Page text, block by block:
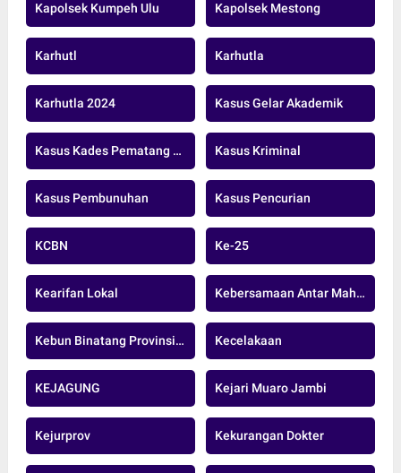
Kapolsek Kumpeh Ulu Kapolsek Mestong
Karhutl Karhutla
Karhutla 2024 Kasus Gelar Akademik
Kasus Kades Pematang Raman Kasus Kriminal
Kasus Pembunuhan Kasus Pencurian
KCBN Ke-25
Kearifan Lokal Kebersamaan Antar Mahasiswa Tebo
Kebun Binatang Provinsi Jambi Kecelakaan
KEJAGUNG Kejari Muaro Jambi
Kejurprov Kekurangan Dokter